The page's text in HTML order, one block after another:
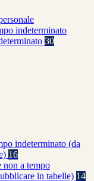
indeterminato
30
indeterminato (da
16
non a tempo
in tabelle) 14